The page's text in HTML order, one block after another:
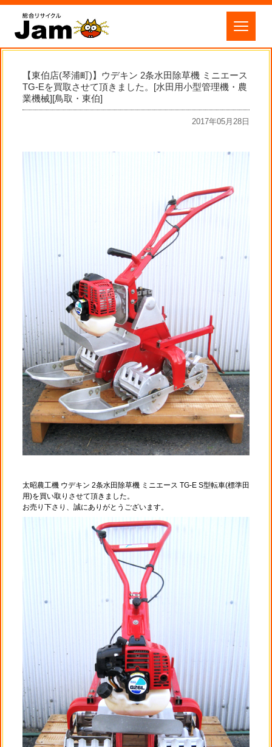
【東伯店(琴浦町)】ウデキン 2条水田除草機 ミニエース
TG-Eを買取させて頂きました。[水田用小型管理機・農
業機械][鳥取・東伯]
2017年05月28日
太昭農工機 ウデキン 2条水田除草機 ミニエース TG-E S型転車(標準田
用)を買い取りさせて頂きました。
お売り下さり、誠にありがとうございます。